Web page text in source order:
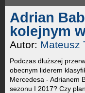
Adrian
kolejnym
Autor: Mateusz
Podczas dłuższej
obecnym liderem
Mercedesa - Adrianem
sezonu I 2017? Czy